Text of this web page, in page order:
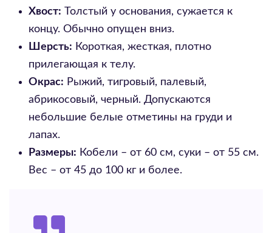
Хвост: Толстый у основания, сужается к
концу. Обычно опущен вниз.
Шерсть: Короткая, жесткая, плотно
прилегающая к телу.
Окрас: Рыжий, тигровый, палевый,
абрикосовый, черный. Допускаются
небольшие белые отметины на груди и
лапах.
Размеры: Кобели – от 60 см, суки – от 55 см.
Вес – от 45 до 100 кг и более.